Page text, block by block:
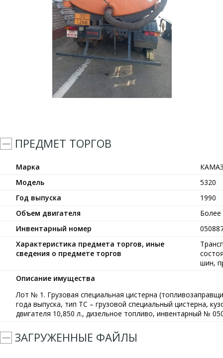
ПРЕДМЕТ ТОРГОВ
Марка
Модель
5320
Год выпуска
1990
Объем двигателя
Более
Инвентарный номер
Характеристика предмета торгов, иные
сведения о предмете торгов
шин,
Описание имущества
Лот № 1. Грузовая специальная цистерна
года выпуска, тип ТС – грузовой специальный цистерна,
двигателя 10,850 л., дизельное топливо, инвентарный №
ЗАГРУЖЕННЫЕ ФАЙЛЫ